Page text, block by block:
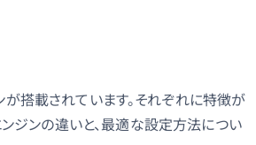
が搭載されています。それぞれに特徴が
ジンの違いと、最適な設定方法につい